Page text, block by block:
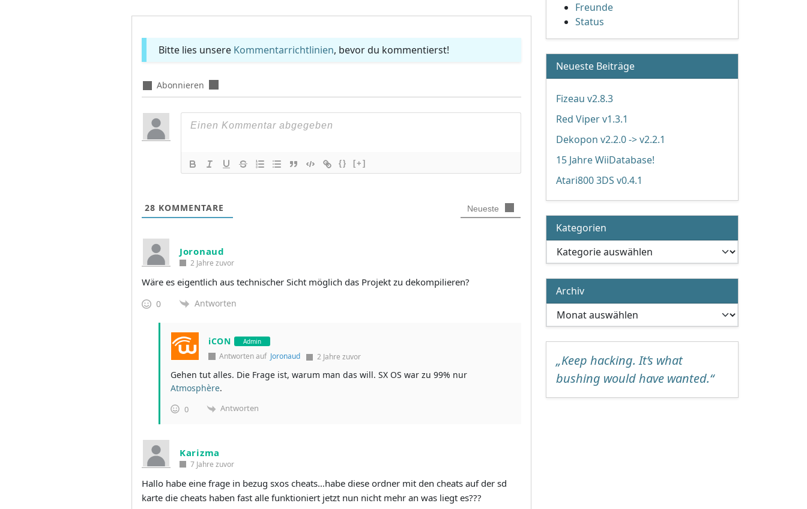
Bitte lies unsere Kommentarrichtlinien, bevor du kommentierst!
Abonnieren
{} [+]
28 KOMMENTARE Neueste
Joronaud
2 Jahre zuvor
Wäre es eigentlich aus technischer Sicht möglich das Projekt zu dekompilieren?
0 Antworten
iCON Admin
Antworten auf Joronaud 2 Jahre zuvor
Gehen tut alles. Die Frage ist, warum man das will. SX OS war zu 99% nur
Atmosphère.
0 Antworten
Karizma
7 Jahre zuvor
Hallo habe eine frage in bezug sxos cheats…habe diese ordner mit den cheats auf der sd
karte die cheats haben fast alle funktioniert jetzt nun nicht mehr an was liegt es???
Freunde
Status
Neueste Beiträge
Fizeau v2.8.3
Red Viper v1.3.1
Dekopon v2.2.0 -> v2.2.1
15 Jahre WiiDatabase!
Atari800 3DS v0.4.1
Kategorien
Kategorien
Archiv
Archiv
„Keep hacking. It’s what
bushing would have wanted.“